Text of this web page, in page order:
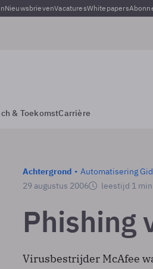
NieuwsbrievenVacaturesWhitepapers
& ToekomstCarrière
Achtergrond Automatisering
29 augustus 2006 leestijd 1
Phishing
Virusbestrijder McAfee